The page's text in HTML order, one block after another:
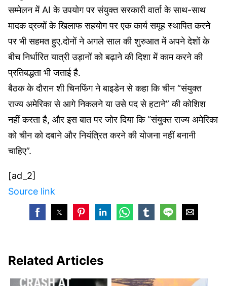
सम्मेलन में AI के उपयोग पर संयुक्त सरकारी वार्ता के साथ-साथ
मादक द्रव्यों के खिलाफ सहयोग पर एक कार्य समूह स्थापित करने
पर भी सहमत हुए.दोनों ने अगले साल की शुरुआत में अपने देशों के
बीच निर्धारित यात्री उड़ानों को बढ़ाने की दिशा में काम करने की
प्रतिबद्धता भी जताई है.
बैठक के दौरान शी चिनफिंग ने बाइडेन से कहा कि चीन “संयुक्त
राज्य अमेरिका से आगे निकलने या उसे पद से हटाने” की कोशिश
नहीं करता है, और इस बात पर जोर दिया कि “संयुक्त राज्य अमेरिका
को चीन को दबाने और नियंत्रित करने की योजना नहीं बनानी
चाहिए”.
[ad_2]
Source link
Related Articles